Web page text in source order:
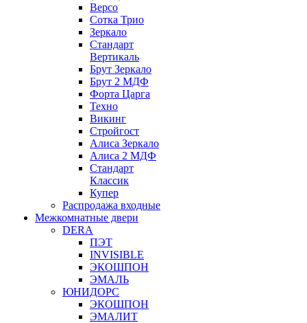
Версо
Сотка Трио
Зеркало
Стандарт
Вертикаль
Брут Зеркало
Брут 2 МДФ
Форта Царга
Техно
Викинг
Стройгост
Алиса Зеркало
Алиса 2 МДФ
Стандарт
Классик
Купер
Распродажа входные
Межкомнатные двери
DERA
ПЭТ
INVISIBLE
ЭКОШПОН
ЭМАЛЬ
ЮНИДОРС
ЭКОШПОН
ЭМАЛИТ